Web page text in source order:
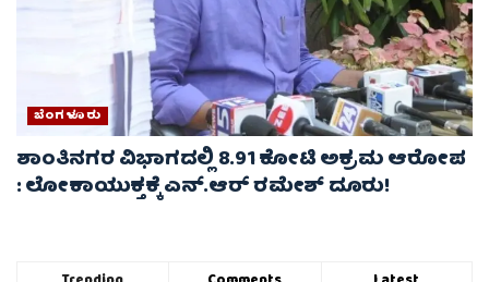
ಬೆಂಗಳೂರು
ಶಾಂತಿನಗರ ವಿಭಾಗದಲ್ಲಿ 8.91 ಕೋಟಿ ಅಕ್ರಮ ಆರೋಪ
: ಲೋಕಾಯುಕ್ತಕ್ಕೆ ಎನ್‌.ಆರ್‌ ರಮೇಶ್‌ ದೂರು!